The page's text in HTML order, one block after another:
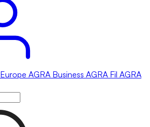
Europe AGRA Business AGRA Fil AGRA